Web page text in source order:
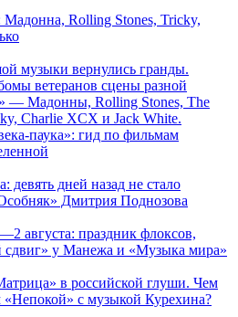
Rolling Stones, Tricky,
музыки вернулись гранды.
ветеранов сцены разной
— Мадонны, Rolling Stones, The
Charlie XCX и Jack White.
паука»: гид по фильмам
девять дней назад не стало
Дмитрия Поднозова
августа: праздник флоксов,
сдвиг» у Манежа и «Музыка мира»
в российской глуши. Чем
«Непокой» с музыкой Курехина?